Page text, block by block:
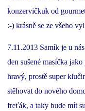
konzervičkuk od
:-) krásně se ze všeho
7.11.2013 Samík je u
den sušené masíčka
hravý, prostě super
stěhovat do nového
freťák, a taky bude mít